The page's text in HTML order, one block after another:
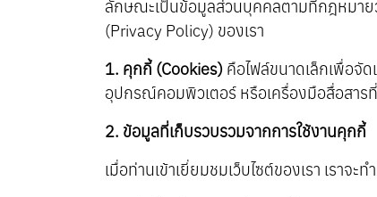
ลักษณะเป็นข้อมูลส่วนบุคคลตามที่กฎหมาย
(Privacy Policy) ของเรา
1. คุกกี้ (Cookies) คือไฟล์ขนาดเล็กเพื่อจัด
อุปกรณ์คอมพิวเตอร์ หรือเครื่องมือสื่อสารที่
2. ข้อมูลที่เก็บรวบรวมจากการใช้งานคุกกี้
เมื่อท่านเข้าเยี่ยมชมเว็บไซต์ของเรา เรา